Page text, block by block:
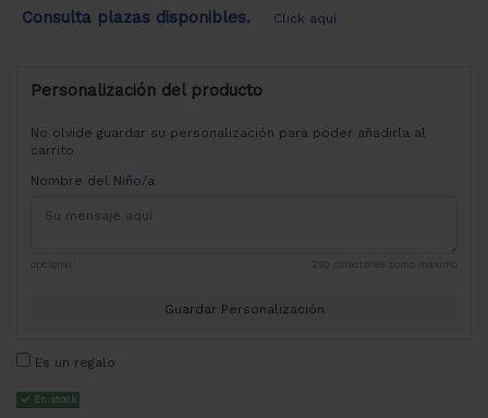
Consulta plazas disponibles. Click aquí
Personalización del producto
No olvide guardar su personalización para poder añadirla al
carrito
Nombre del Niño/a
opcional 250 caracteres como máximo
Guardar Personalización
Es un regalo
En stock